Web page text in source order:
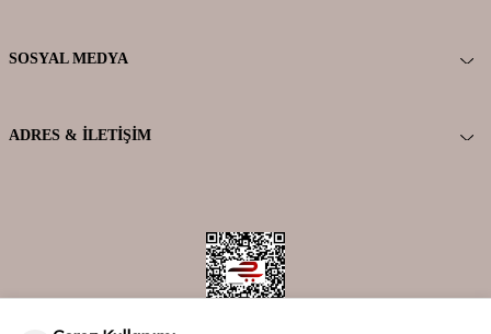
SOSYAL MEDYA
ADRES & İLETIŞIM